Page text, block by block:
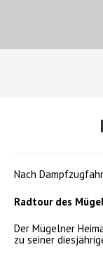
Nach
Radtour des
Der Mügelner
zu seiner